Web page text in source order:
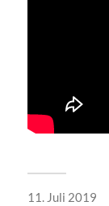
11. Juli 2019